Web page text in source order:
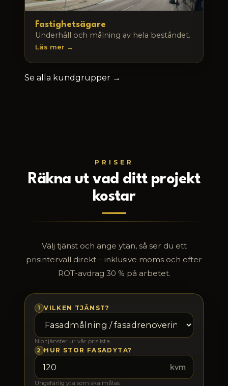
Fastighetsägare
Underhåll och målning av hela beståndet.
Läs mer →
Se alla kundgrupper →
PRISER
Räkna ut vad ditt projekt
kostar
Välj tjänst och ange ytan, så ser du ett
prisintervall direkt – inklusive moms och efter
ROT-avdrag 30 % på arbetet.
1 VILKEN TJÄNST?
Nio tjänster ur vår prislista
2
HUR STOR FASADYTA?
kvm
Ungefärlig yta som ska målas